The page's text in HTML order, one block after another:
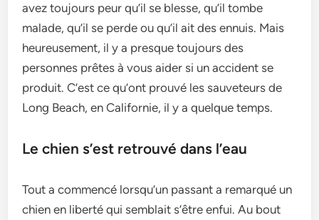
avez toujours peur qu’il se blesse, qu’il tombe
malade, qu’il se perde ou qu’il ait des ennuis. Mais
heureusement, il y a presque toujours des
personnes prêtes à vous aider si un accident se
produit. C’est ce qu’ont prouvé les sauveteurs de
Long Beach, en Californie, il y a quelque temps.
Le chien s’est retrouvé dans l’eau
Tout a commencé lorsqu’un passant a remarqué un
chien en liberté qui semblait s’être enfui. Au bout